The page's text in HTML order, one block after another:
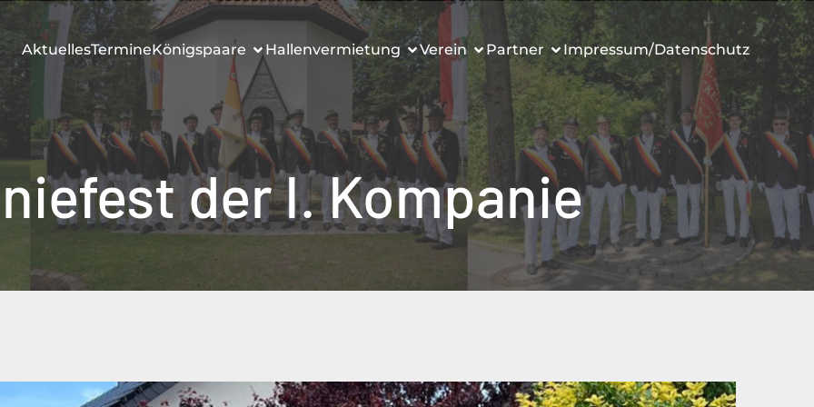
AktuellesTermineKönigspaare Hallenvermietung Verein Partner Impressum/Datenschutz
der I. Kompanie